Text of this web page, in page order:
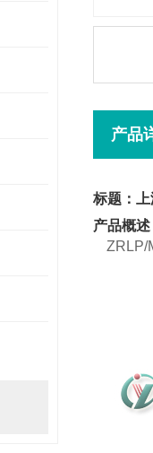
产品
标题：
产品概述
ZRLP/